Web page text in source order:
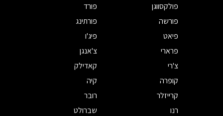
פולקסווגן
פורד
פורשה
פורתינג
פיאט
פיג'ו
פרארי
צ'אנגן
צ'רי
קאדילק
קופרה
קיה
קרייזלר
רובר
רנו
שברולט